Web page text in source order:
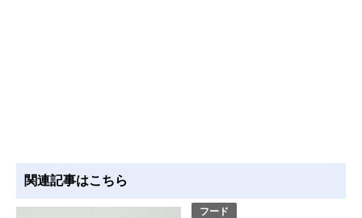
関連記事はこちら
フード